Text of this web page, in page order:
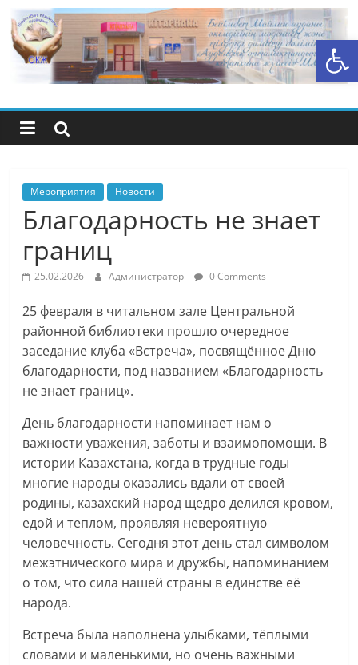
Открыть панель инструментов
Перейти
содержимому
Центральная
библиотечная
система
района
Беимбета
Майлина
Мероприятия Новости
Благодарность не знает
границ
25.02.2026 Администратор 0 Comments
25 февраля в читальном зале Центральной
районной библиотеки прошло очередное
заседание клуба «Встреча», посвящённое Дню
благодарности, под названием «Благодарность
не знает границ».
День благодарности напоминает нам о
важности уважения, заботы и взаимопомощи. В
истории Казахстана, когда в трудные годы
многие народы оказались вдали от своей
родины, казахский народ щедро делился кровом,
едой и теплом, проявляя невероятную
человечность. Сегодня этот день стал символом
межэтнического мира и дружбы, напоминанием
о том, что сила нашей страны в единстве её
народа.
Встреча была наполнена улыбками, тёплыми
словами и маленькими, но очень важными